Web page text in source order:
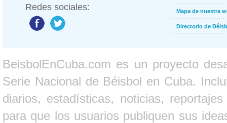
Redes sociales: Mapa de nuestra
Directorio de
BeisbolEnCuba.com es un proyecto
Serie Nacional de Béisbol en Cuba.
diarios, estadísticas, noticias,
para que los usuarios publiquen sus